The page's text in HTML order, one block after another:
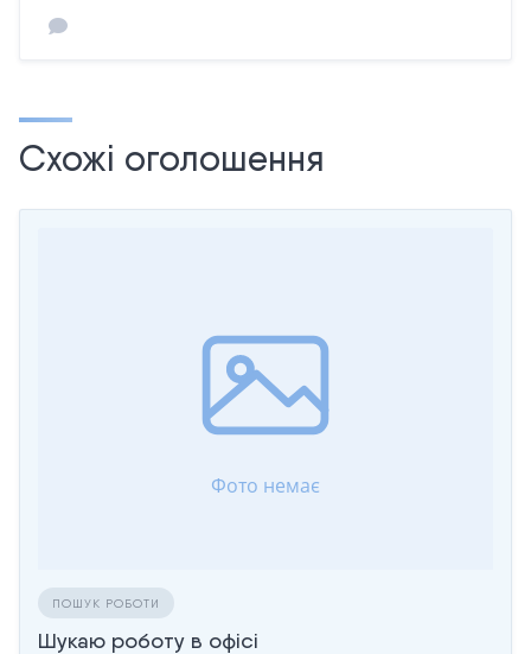
Схожі оголошення
ПОШУК РОБОТИ
Шукаю роботу в офісі